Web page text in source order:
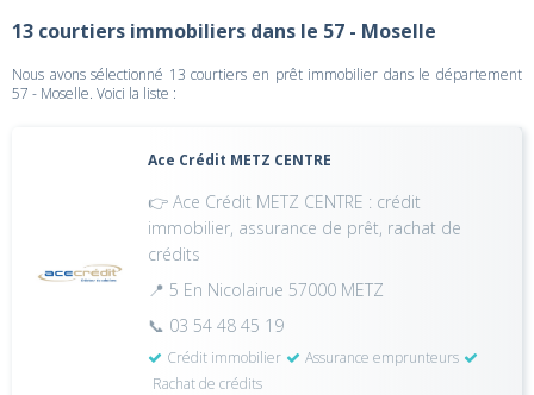
13 courtiers immobiliers dans le 57 - Moselle
Nous avons sélectionné 13 courtiers en prêt immobilier dans le département
57 - Moselle. Voici la liste :
Ace Crédit METZ CENTRE
👉 Ace Crédit METZ CENTRE : crédit
immobilier, assurance de prêt, rachat de
crédits
📍 5 En Nicolairue 57000 METZ
📞 03 54 48 45 19
Crédit immobilier
Assurance emprunteurs
Rachat de crédits